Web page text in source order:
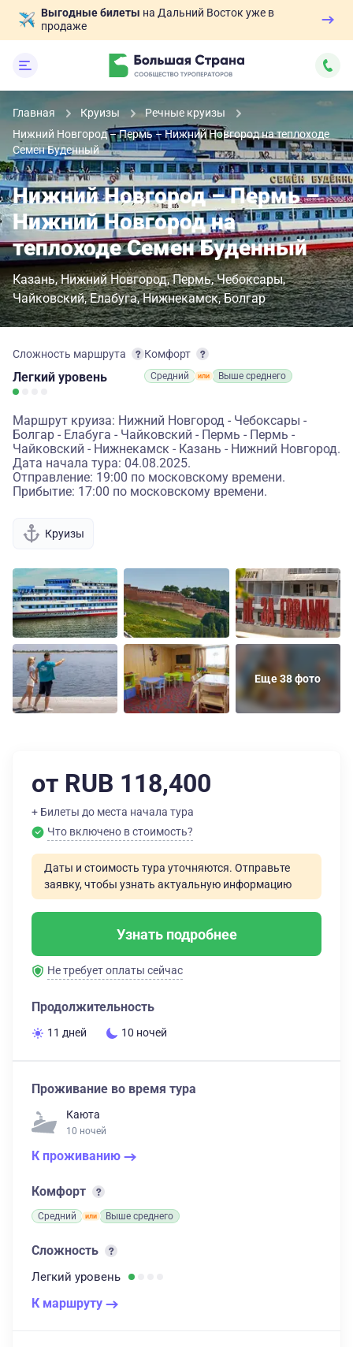
Выгодные билеты на Дальний Восток уже в
продаже
Главная Круизы
Речные круизы
Нижний Новгород – Пермь – Нижний Новгород на теплоходе
Семен Буденный
Нижний Новгород – Пермь –
Нижний Новгород на
теплоходе Семен Буденный
Казань Нижний Новгород Пермь Чебоксары
Чайковский Елабуга Нижнекамск Болгар
Сложность маршрута
Легкий уровень
Комфорт
Средний Выше среднего
Маршрут круиза: Нижний Новгород - Чебоксары -
Болгар - Елабуга - Чайковский - Пермь - Пермь -
Чайковский - Нижнекамск - Казань - Нижний Новгород.
Дата начала тура: 04.08.2025.
Отправление: 19:00 по московскому времени.
Прибытие: 17:00 по московскому времени.
Круизы
Еще 38 фото
от RUB 118,400
+ Билеты до места начала тура
Что включено в стоимость?
Даты и стоимость тура уточняются. Отправьте
заявку, чтобы узнать актуальную информацию
Узнать подробнее
Не требует оплаты сейчас
Продолжительность
11 дней 10 ночей
Проживание во время тура
Каюта
10 ночей
К проживанию
Комфорт
Средний Выше среднего
Сложность
Легкий уровень
К маршруту